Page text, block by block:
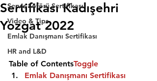
Servis Şöförü Sertifikası
Video & Tips
Emlak Danışmanı Sertifikası
HR and L&D
Sertifikası Kadışehri
Yozgat 2022
Table of ContentsToggle
Emlak Danışmanı Sertifikası